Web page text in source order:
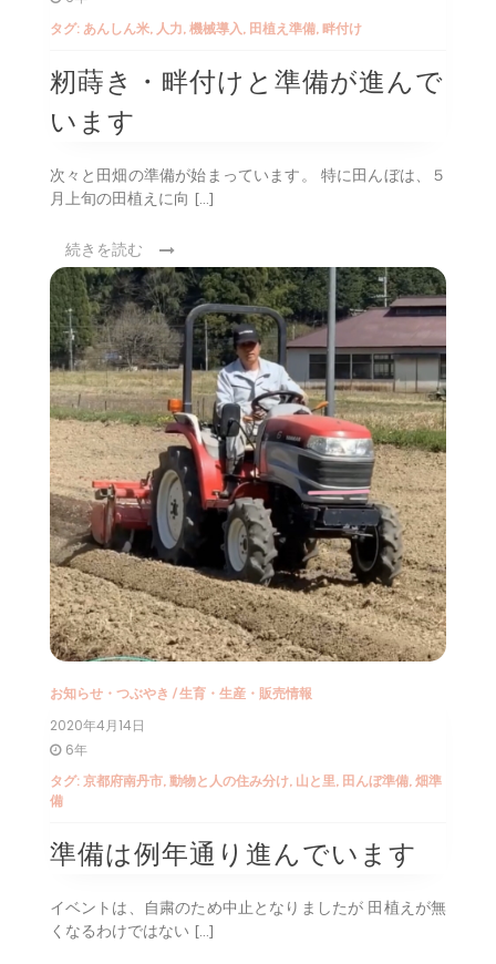
タグ: あんしん米, 人力, 機械導入, 田植え準備, 畔付け
籾蒔き・畔付けと準備が進んで
います
次々と田畑の準備が始まっています。 特に田んぼは、５
月上旬の田植えに向 […]
続きを読む
お知らせ・つぶやき /生育・生産・販売情報
2020年4月14日
6年
タグ: 京都府南丹市, 動物と人の住み分け, 山と里, 田んぼ準備, 畑準
備
準備は例年通り進んでいます
イベントは、自粛のため中止となりましたが 田植えが無
くなるわけではない […]